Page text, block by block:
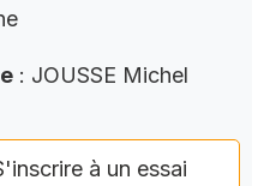
: JOUSSE Michel
à un essai